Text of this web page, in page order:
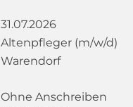
31.07.2026
Altenpfleger (m/w/d)
Warendorf
Ohne Anschreiben